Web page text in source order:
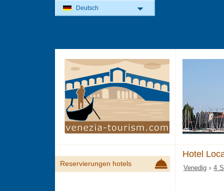
Hotel
Venedig ›4
Reservierungen hotels
Deutsch